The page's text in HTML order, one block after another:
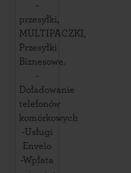
-
przesyłki,
MULTIPACZKI,
Przesyłki
Biznesowe.
-
Doładowanie
telefonów
komórkowych
-Usługi
Envelo
-Wpłata